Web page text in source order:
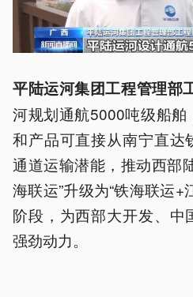
平陆运河集团工程管理部
河规划通航5000吨级船
和产品可直接从南宁直达
通道运输潜能，推动西部
海联运”升级为“铁海联运+
阶段，为西部大开发、
强劲动力。